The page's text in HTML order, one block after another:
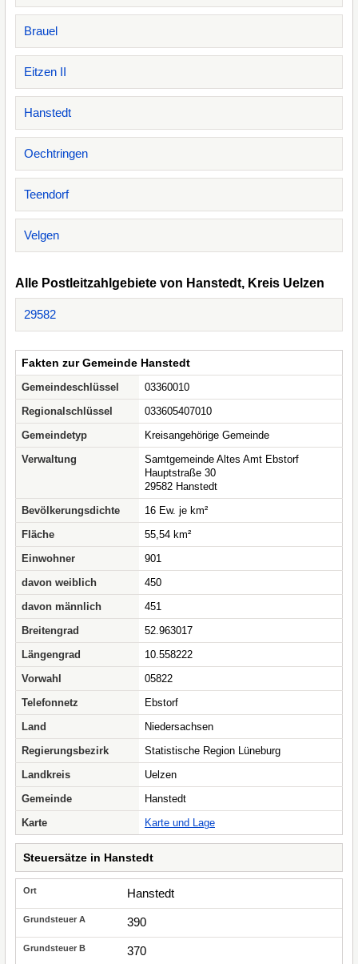
Brauel
Eitzen II
Hanstedt
Oechtringen
Teendorf
Velgen
Alle Postleitzahlgebiete von Hanstedt, Kreis Uelzen
29582
Fakten zur Gemeinde Hanstedt
Gemeindeschlüssel
03360010
Regionalschlüssel
033605407010
Gemeindetyp
Kreisangehörige Gemeinde
Verwaltung
Samtgemeinde Altes Amt Ebstorf
Hauptstraße 30
29582 Hanstedt
Bevölkerungsdichte
16 Ew. je km²
Fläche
55,54 km²
Einwohner
901
davon weiblich
450
davon männlich
451
Breitengrad
52.963017
Längengrad
10.558222
Vorwahl
05822
Telefonnetz
Ebstorf
Land
Niedersachsen
Regierungsbezirk
Statistische Region Lüneburg
Landkreis
Uelzen
Gemeinde
Hanstedt
Karte
Karte und Lage
Steuersätze in Hanstedt
Hanstedt
390
370